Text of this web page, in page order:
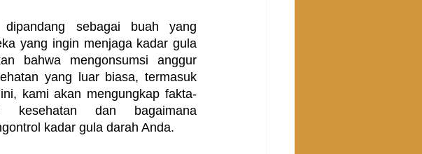
sebagai buah yang
yang ingin menjaga kadar gula
bahwa mengonsumsi anggur
yang luar biasa, termasuk
kami akan mengungkap fakta-
dan bagaimana
kadar gula darah Anda.